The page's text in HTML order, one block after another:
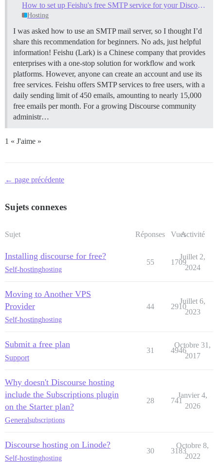
How to set up Feishu's free SMTP service for your Discourse community
Hosting
I was asked how to use an SMTP mail server, so I thought I’d
share this recommendation for beginners. No ads, just helpful
information! Feishu (Lark) is a Chinese company that provides
enterprises with a one-stop solution for workflow and work
platforms. However, anyone can create an account and use its
free services. Feishu offers SMTP services to free users, with a
daily sending limit of 450 emails, amounting to nearly 15,000
free emails per month. For a growing Discourse community
administr…
1 « J'aime »
← page précédente
Sujets connexes
Sujet Réponses VuesActivité
Installing discourse for free?
Self-hostinghosting
55 1709
Juillet 2,
2024
Moving to Another VPS
Provider
Self-hostinghosting
44 2910
Juillet 6,
2023
Submit a free plan
Support
31 4946
Octobre 31,
2017
Why doesn't Discourse hosting
include the Subscriptions plugin
on the Starter plan?
Generalsubscriptions
28 741
Janvier 4,
2026
Discourse hosting on Linode?
Self-hostinghosting
30 3183
Octobre 8,
2022